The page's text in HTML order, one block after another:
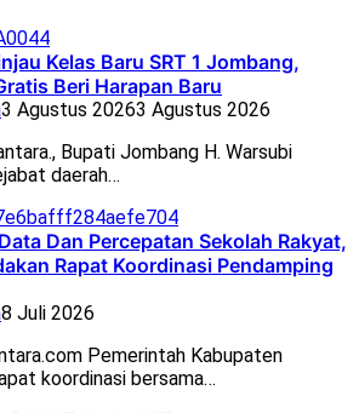
Kelas Baru SRT 1 Jombang,
Beri Harapan Baru
3 Agustus 20263 Agustus 2026
Bupati Jombang H. Warsubi
daerah…
Dan Percepatan Sekolah Rakyat,
Rapat Koordinasi Pendamping
8 Juli 2026
Pemerintah Kabupaten
koordinasi bersama…